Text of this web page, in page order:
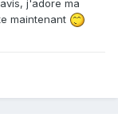
j'adore ma
maintenant